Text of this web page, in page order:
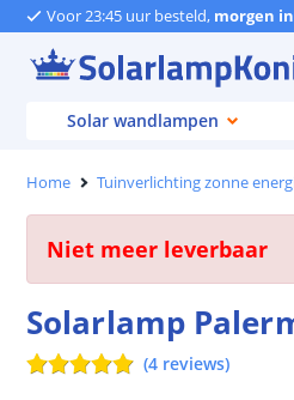
Voor 23:45 uur besteld, morgen
Solar wandlampen
Home Tuinverlichting zonne
Niet meer leverbaar
Solarlamp
(4 reviews)